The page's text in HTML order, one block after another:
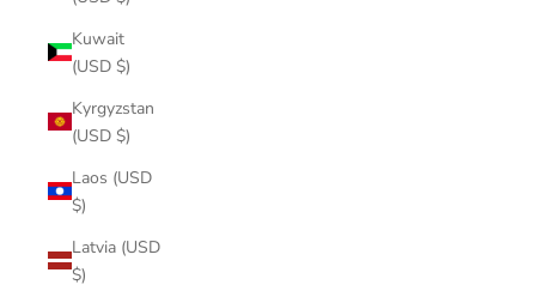
Kuwait
(USD $)
Kyrgyzstan
(USD $)
Laos (USD
$)
Latvia (USD
$)